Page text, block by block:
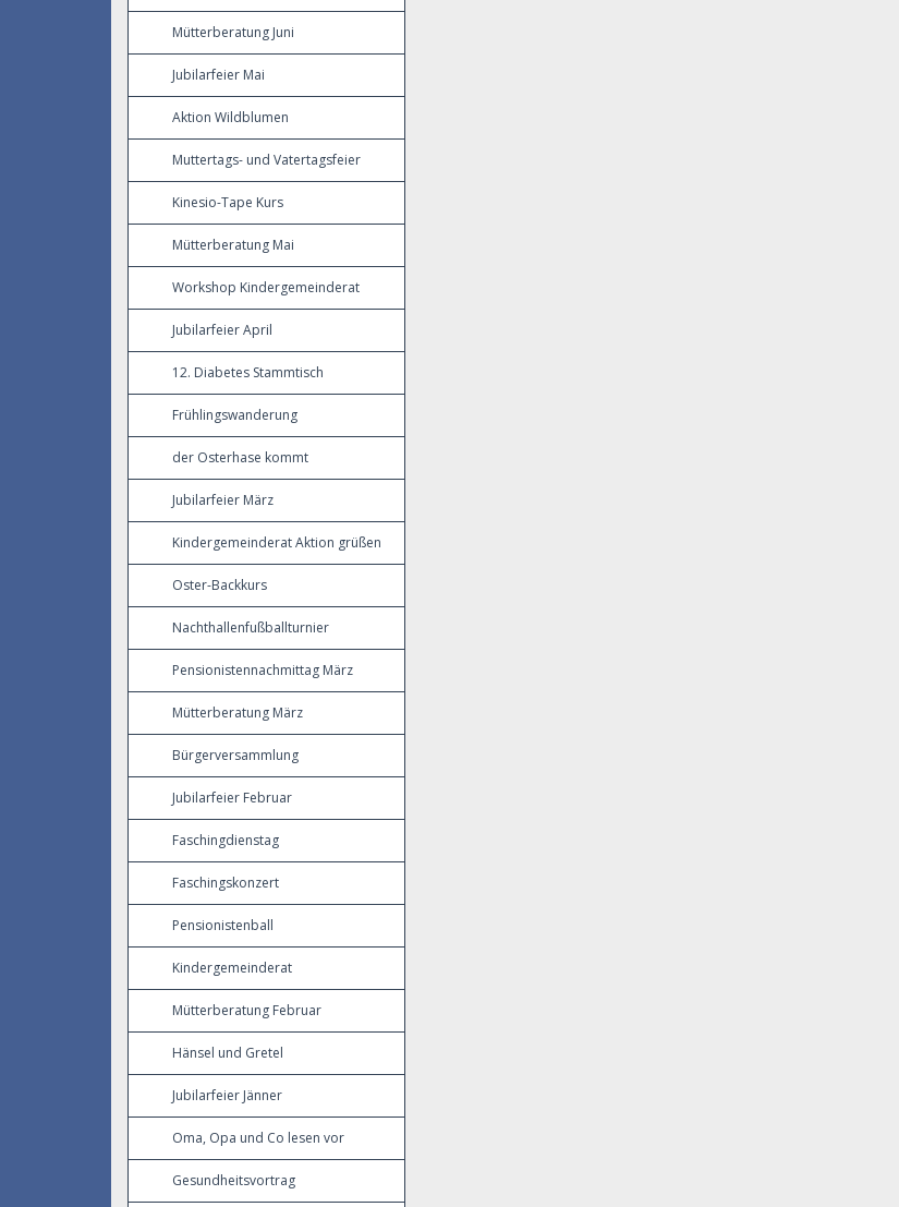
Mütterberatung Juni
Jubilarfeier Mai
Aktion Wildblumen
Muttertags- und Vatertagsfeier
Kinesio-Tape Kurs
Mütterberatung Mai
Workshop Kindergemeinderat
Jubilarfeier April
12. Diabetes Stammtisch
Frühlingswanderung
der Osterhase kommt
Jubilarfeier März
Kindergemeinderat Aktion grüßen
Oster-Backkurs
Nachthallenfußballturnier
Pensionistennachmittag März
Mütterberatung März
Bürgerversammlung
Jubilarfeier Februar
Faschingdienstag
Faschingskonzert
Pensionistenball
Kindergemeinderat
Mütterberatung Februar
Hänsel und Gretel
Jubilarfeier Jänner
Oma, Opa und Co lesen vor
Gesundheitsvortrag